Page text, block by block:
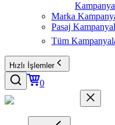
Marka
Pasaj
Tüm
Hızlı İşlemler
0